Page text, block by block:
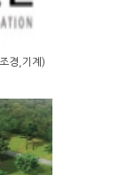
경,기계)